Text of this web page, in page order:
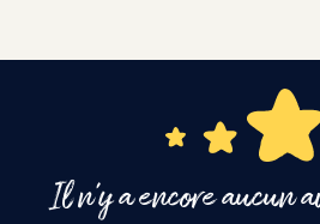
Il n'y a encore aucun